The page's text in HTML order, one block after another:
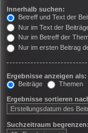
Innerhalb suchen:
Betreff und Text der
Nur im Text der
Nur im Betreff der
Nur im ersten Beitrag
Ergebnisse anzeigen als:
Beiträge
Themen
Ergebnisse sortieren
Suchzeitraum begrenzen: